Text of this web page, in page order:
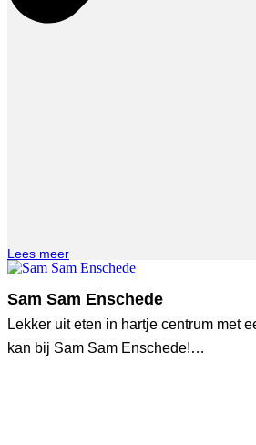
Lees meer
Sam Sam Enschede
Lekker uit eten in hartje centrum met
kan bij Sam Sam Enschede!…